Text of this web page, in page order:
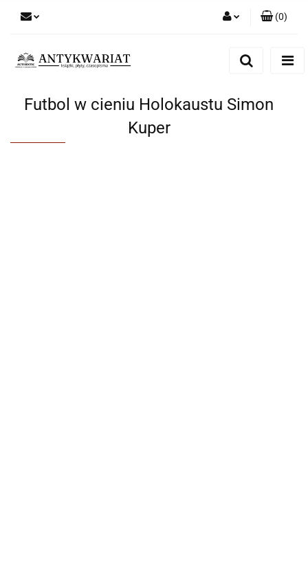
(0)
Futbol w cieniu Holokaustu Simon
Kuper